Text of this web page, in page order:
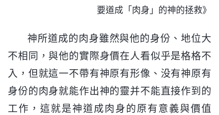
要道成「肉身」的神的拯救》
神所道成的肉身雖然與他的身份、地位大
不相同，與他的實際身價在人看似乎是格格不
入，但就這一不帶有神原有形像、没有神原有
身份的肉身就能作出神的靈并不能直接作到的
工作，這就是神道成肉身的原有意義與價值